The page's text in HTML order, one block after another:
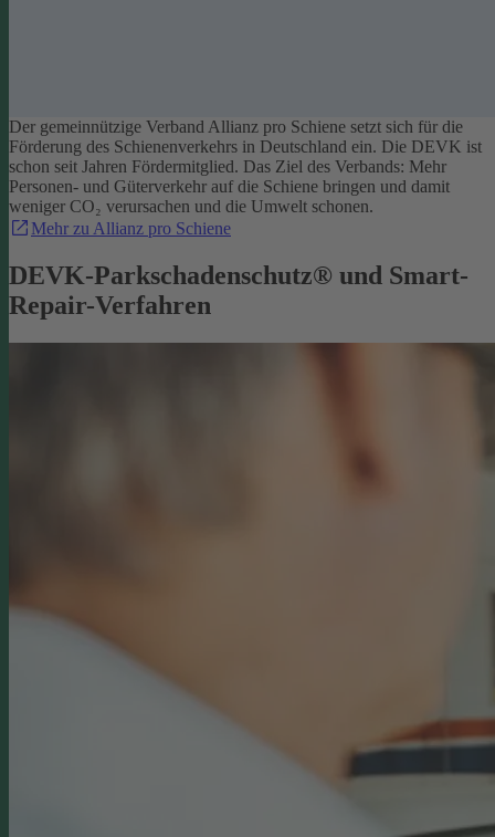
Der gemeinnützige Verband Allianz pro Schiene setzt sich für die
Förderung des Schienenverkehrs in Deutschland ein. Die DEVK ist
schon seit Jahren Fördermitglied. Das Ziel des Verbands: Mehr
Personen- und Güterverkehr auf die Schiene bringen und damit
weniger CO₂ verursachen und die Umwelt schonen.
Mehr zu Allianz pro Schiene
DEVK-Parkschadenschutz® und Smart-
Repair-Verfahren